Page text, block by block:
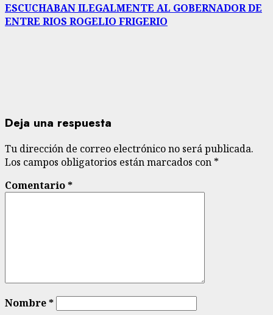
ESCUCHABAN ILEGALMENTE AL GOBERNADOR DE
ENTRE RIOS ROGELIO FRIGERIO
Deja una respuesta
Tu dirección de correo electrónico no será publicada.
Los campos obligatorios están marcados con *
Comentario*
Nombre*